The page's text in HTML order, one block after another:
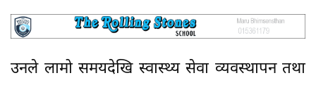
उनले लामो समयदेखि स्वास्थ्य सेवा व्यवस्थापन तथा